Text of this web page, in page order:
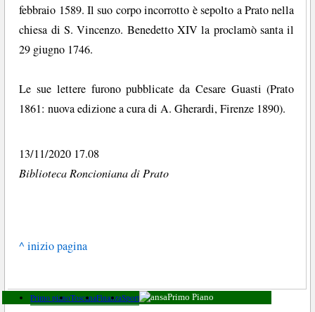
febbraio 1589. Il suo corpo incorrotto è sepolto a Prato nella
chiesa di S. Vincenzo. Benedetto XIV la proclamò santa il
29 giugno 1746.
Le sue lettere furono pubblicate da Cesare Guasti (Prato
1861: nuova edizione a cura di A. Gherardi, Firenze 1890).
13/11/2020 17.08
Biblioteca Roncioniana di Prato
^ inizio pagina
Primo pianoToscanaFinanzaSport Primo Piano